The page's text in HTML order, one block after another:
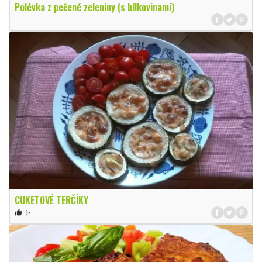
Polévka z pečené zeleniny (s bílkovinami)
CUKETOVÉ TERČÍKY
thumb_up 1×